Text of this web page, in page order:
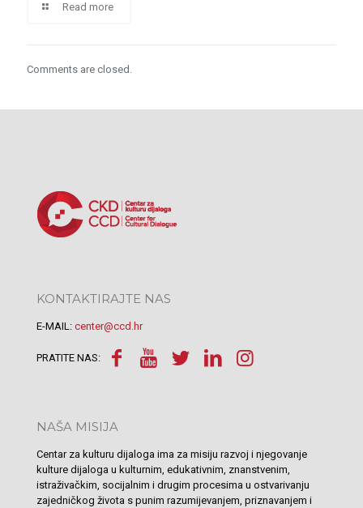
Read more
Comments are closed.
KONTAKTIRAJTE NAS
E-MAIL: center@ccd.hr
PRATITE NAS:
NAŠA MISIJA
Centar za kulturu dijaloga ima za misiju razvoj i njegovanje
kulture dijaloga u kulturnim, edukativnim, znanstvenim,
istraživačkim, socijalnim i drugim procesima u ostvarivanju
zajedničkog života s punim razumijevanjem, priznavanjem i